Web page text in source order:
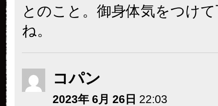
とのこと。御身体気をつけ
ね。
コパン
2023年 6月 26日 22:03